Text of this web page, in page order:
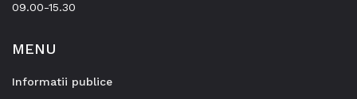
09.00-15.30
MENU
Informatii publice